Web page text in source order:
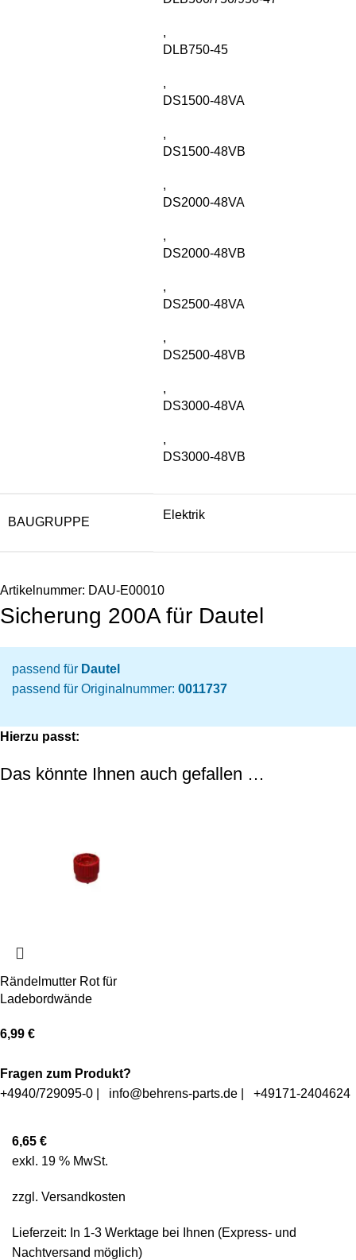
,
DLB750-45
,
DS1500-48VA
,
DS1500-48VB
,
DS2000-48VA
,
DS2000-48VB
,
DS2500-48VA
,
DS2500-48VB
,
DS3000-48VA
,
DS3000-48VB
BAUGRUPPE
Elektrik
Artikelnummer: DAU-E00010
Sicherung 200A für Dautel
passend für Dautel
passend für Originalnummer: 0011737
Hierzu passt:
Das könnte Ihnen auch gefallen …
Rändelmutter Rot für
Ladebordwände
6,99 €
Fragen zum Produkt?
+4940/729095-0
info@behrens-parts.de +49171-2404624
6,65 €
exkl. 19 % MwSt.
zzgl. Versandkosten
Lieferzeit: In 1-3 Werktage bei Ihnen (Express- und
Nachtversand möglich)